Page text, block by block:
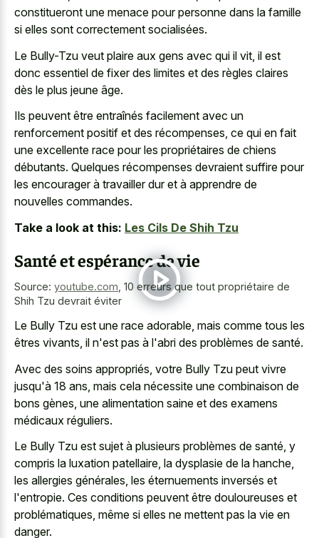
constitueront une menace pour personne dans la famille
si elles sont correctement socialisées.
Le Bully-Tzu veut plaire aux gens avec qui il vit, il est
donc essentiel de fixer des limites et des règles claires
dès le plus jeune âge.
Ils peuvent être entraînés facilement avec un
renforcement positif et des récompenses, ce qui en fait
une excellente race pour les propriétaires de chiens
débutants. Quelques récompenses devraient suffire pour
les encourager à travailler dur et à apprendre de
nouvelles commandes.
Take a look at this: Les Cils De Shih Tzu
Santé et espérance de vie
Source: youtube.com 10 erreurs que tout propriétaire de
Shih Tzu devrait éviter
Le Bully Tzu est une race adorable, mais comme tous les
êtres vivants, il n'est pas à l'abri des problèmes de santé.
Avec des soins appropriés, votre Bully Tzu peut vivre
jusqu'à 18 ans, mais cela nécessite une combinaison de
bons gènes, une alimentation saine et des examens
médicaux réguliers.
Le Bully Tzu est sujet à plusieurs problèmes de santé, y
compris la luxation patellaire, la dysplasie de la hanche,
les allergies générales, les éternuements inversés et
l'entropie. Ces conditions peuvent être douloureuses et
problématiques, même si elles ne mettent pas la vie en
danger.